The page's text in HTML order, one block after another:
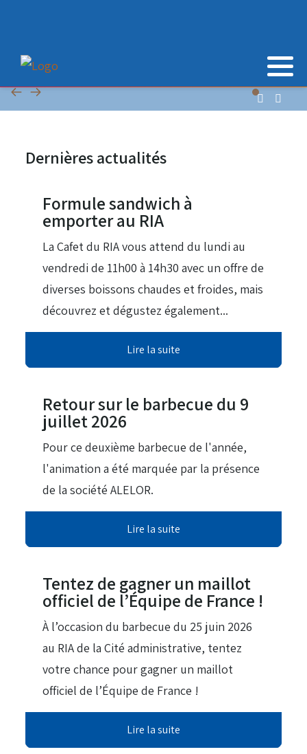
Dernières actualités
Formule sandwich à
emporter au RIA
La Cafet du RIA vous attend du lundi au
vendredi de 11h00 à 14h30 avec un offre de
diverses boissons chaudes et froides, mais
découvrez et dégustez également...
Lire la suite
21 Juil 2026
Retour sur le barbecue du 9
juillet 2026
Pour ce deuxième barbecue de l'année,
l'animation a été marquée par la présence
de la société ALELOR.
Lire la suite
23 Jui 2026
Tentez de gagner un maillot
officiel de l’Équipe de France !
À l’occasion du barbecue du 25 juin 2026
au RIA de la Cité administrative, tentez
votre chance pour gagner un maillot
officiel de l’Équipe de France !
Lire la suite
08 Avr 2026